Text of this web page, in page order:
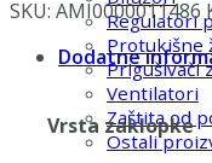
Regulatori
Protukišne
Prigušivači
Ventilatori
Zaštita od
Ostali
SKU: AMI0000011486
Dodatne
Vrsta zaklopke